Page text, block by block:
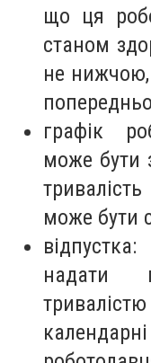
що ця
станом
не нижчою,
графік
може бути
може бути
надати